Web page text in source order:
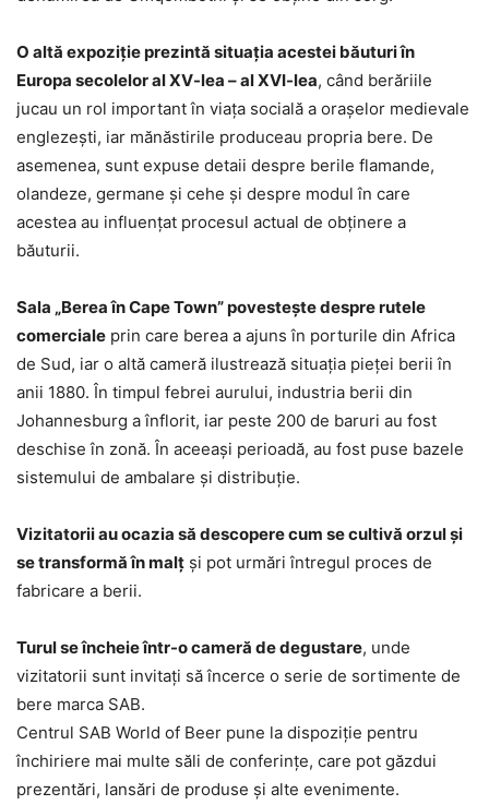
O altă expoziţie prezintă situaţia acestei băuturi în
Europa secolelor al XV-lea – al XVI-lea, când berăriile
jucau un rol important în viaţa socială a oraşelor medievale
englezeşti, iar mănăstirile produceau propria bere. De
asemenea, sunt expuse detaii despre berile flamande,
olandeze, germane şi cehe şi despre modul în care
acestea au influenţat procesul actual de obţinere a
băuturii.
Sala „Berea în Cape Town” povesteşte despre rutele
comerciale prin care berea a ajuns în porturile din Africa
de Sud, iar o altă cameră ilustrează situaţia pieţei berii în
anii 1880. În timpul febrei aurului, industria berii din
Johannesburg a înflorit, iar peste 200 de baruri au fost
deschise în zonă. În aceeaşi perioadă, au fost puse bazele
sistemului de ambalare şi distribuţie.
Vizitatorii au ocazia să descopere cum se cultivă orzul şi
se transformă în malţ şi pot urmări întregul proces de
fabricare a berii.
Turul se încheie într-o cameră de degustare, unde
vizitatorii sunt invitaţi să încerce o serie de sortimente de
bere marca SAB.
Centrul SAB World of Beer pune la dispoziţie pentru
închiriere mai multe săli de conferinţe, care pot găzdui
prezentări, lansări de produse şi alte evenimente.